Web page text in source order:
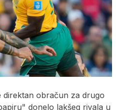
direktan obračun za drugo
donelo lakšeg rivala u